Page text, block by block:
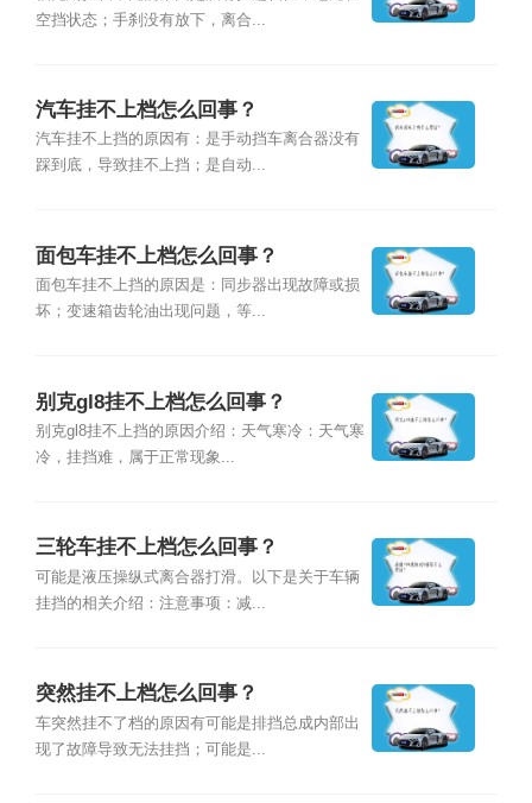
空挡状态；手刹没有放下，离合...
汽车挂不上档怎么回事？
汽车挂不上挡的原因有：是手动挡车离合器没有
踩到底，导致挂不上挡；是自动...
面包车挂不上档怎么回事？
面包车挂不上挡的原因是：同步器出现故障或损
坏；变速箱齿轮油出现问题，等...
别克gl8挂不上档怎么回事？
别克gl8挂不上挡的原因介绍：天气寒冷：天气寒
冷，挂挡难，属于正常现象...
三轮车挂不上档怎么回事？
可能是液压操纵式离合器打滑。以下是关于车辆
挂挡的相关介绍：注意事项：减...
突然挂不上档怎么回事？
车突然挂不了档的原因有可能是排挡总成内部出
现了故障导致无法挂挡；可能是...